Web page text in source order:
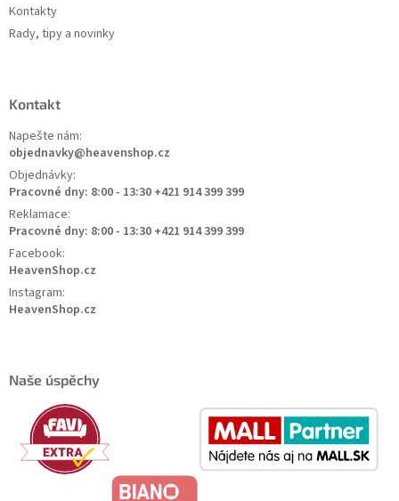
Kontakty
Rady, tipy a novinky
Kontakt
Napešte nám:
objednavky@heavenshop.cz
Objednávky:
Pracovné dny: 8:00 - 13:30 +421 914 399 399
Reklamace:
Pracovné dny: 8:00 - 13:30 +421 914 399 399
Facebook:
HeavenShop.cz
Instagram:
HeavenShop.cz
Naše úspěchy